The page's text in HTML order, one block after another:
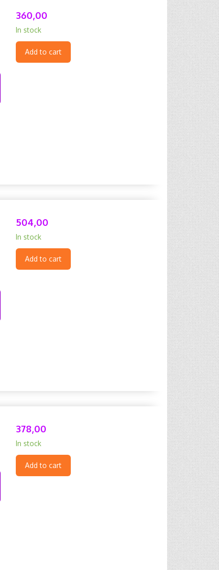
360,00
In stock
Add to cart
504,00
In stock
Add to cart
378,00
In stock
Add to cart